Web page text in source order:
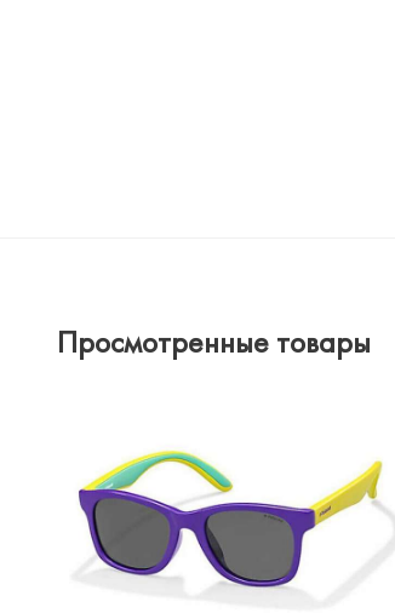
Просмотренные товары